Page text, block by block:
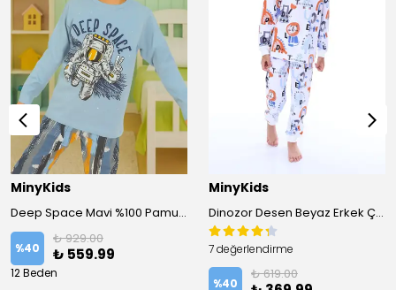
MinyKids
Deep Space Mavi %100 Pamuk Erkek Çocuk Pijama Takım
%40
₺ 929.00
₺ 559.99
12 Beden
MinyKids
Dinozor Desen Beyaz Erkek Çocuk Pijama Takım
7 değerlendirme
%40
₺ 619.00